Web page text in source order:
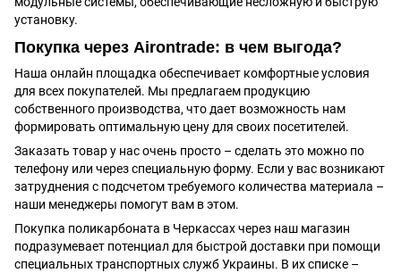
установку.
Покупка через Аirontrade: в чем выгода?
Наша онлайн площадка обеспечивает комфортные условия
для всех покупателей. Мы предлагаем продукцию
собственного производства, что дает возможность нам
формировать оптимальную цену для своих посетителей.
Заказать товар у нас очень просто – сделать это можно по
телефону или через специальную форму. Если у вас возникают
затруднения с подсчетом требуемого количества материала –
наши менеджеры помогут вам в этом.
Покупка поликарбоната в Черкассах через наш магазин
подразумевает потенциал для быстрой доставки при помощи
специальных транспортных служб Украины. В их списке –